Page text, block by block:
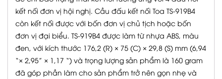
kết nối đơn vị hội nghị. Cầu đấu kết nối Toa TS-919B4
còn kết nối được với bốn đơn vị chủ tịch hoặc bốn
đơn vị đại biểu. TS-919B4 được làm từ nhựa ABS, màu
đen, với kích thước 176,2 (R) × 75 (C) × 29,8 (S) mm (6,94
“× 2,95” × 1,17 “) và trọng lượng sản phẩm là 160 gram
đã góp phần làm cho sản phẩm trở nên gọn nhẹ và